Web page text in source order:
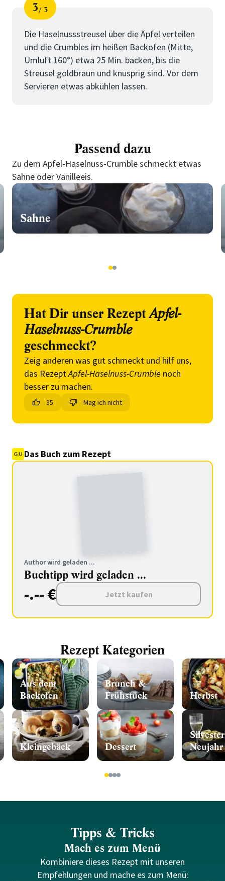
Schritt
3
von
3
Die Haselnussstreusel über die Äpfel verteilen
und die Crumbles im heißen Backofen (Mitte,
Umluft 160°) etwa 25 Min. backen, bis die
Streusel goldbraun und knusprig sind. Vor dem
Servieren etwas abkühlen lassen.
Passend dazu
Zu dem Apfel-Haselnuss-Crumble schmeckt etwas
Sahne oder Vanilleeis.
Sahne
12
Hat Dir unser RezeptApfel-
Haselnuss-Crumble
geschmeckt?
Zeig anderen was gut schmeckt und hilf uns,
das RezeptApfel-Haselnuss-Crumble noch
besser zu machen.
35 Mag ich nicht
Das Buch zum Rezept
Author wird geladen ...
Buchtipp wird geladen ...
-.-- € Jetzt kaufen
Rezept Kategorien
Aus dem
Backofen
Kleingebäck
Brunch &
Frühstück
Dessert
Herbst
Neujahr
1234
Tipps & Tricks
Mach es zum Menü
Kombiniere dieses Rezept mit unseren
Empfehlungen und mache es zum Menü: